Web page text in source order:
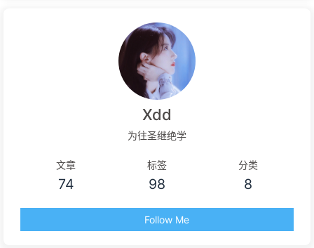
Xdd
为往圣继绝学
文章
74
标签
98
分类
8
Follow Me